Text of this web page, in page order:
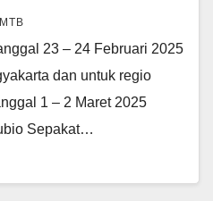
23 – 24 Februari 2025
dan untuk regio
1 – 2 Maret 2025
Sepakat…